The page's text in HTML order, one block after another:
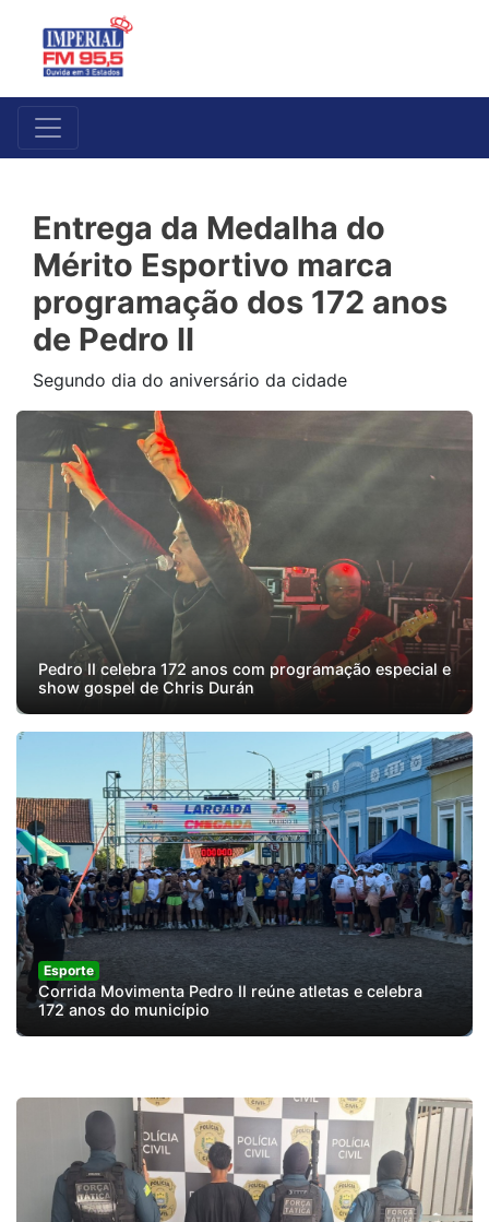
Entrega da Medalha do
Mérito Esportivo marca
programação dos 172 anos
de Pedro II
Segundo dia do aniversário da cidade
Pedro II celebra 172 anos com programação especial e
show gospel de Chris Durán
Esporte
Corrida Movimenta Pedro II reúne atletas e celebra
172 anos do município